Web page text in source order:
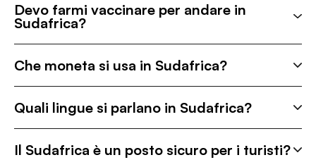
Devo farmi vaccinare per andare in
Sudafrica?
Che moneta si usa in Sudafrica?
Quali lingue si parlano in Sudafrica?
Il Sudafrica è un posto sicuro per i turisti?